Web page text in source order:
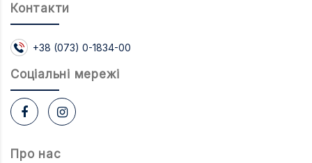
Про нас
Контакти
+38 (073) 0-1834-00
Соцiальнi мережi